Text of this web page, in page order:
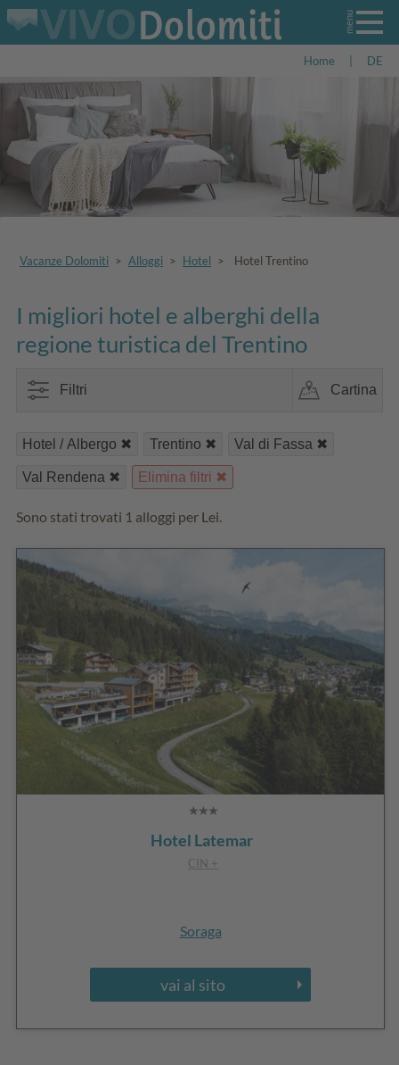
Home DE
Vacanze Dolomiti > Alloggi > Hotel > Hotel Trentino
I migliori hotel e alberghi della
regione turistica del Trentino
Filtri Cartina
Hotel / Albergo Trentino Val di Fassa
Val Rendena Elimina filtri
Sono stati trovati 1 alloggi per Lei.
Hotel Latemar
CIN +
Soraga
vai al sito